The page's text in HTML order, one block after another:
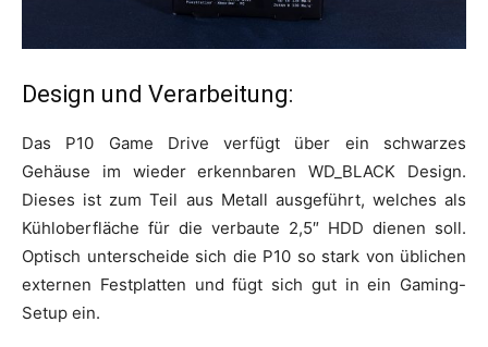
Design und Verarbeitung:
Das P10 Game Drive verfügt über ein schwarzes
Gehäuse im wieder erkennbaren WD_BLACK Design.
Dieses ist zum Teil aus Metall ausgeführt, welches als
Kühloberfläche für die verbaute 2,5″ HDD dienen soll.
Optisch unterscheide sich die P10 so stark von üblichen
externen Festplatten und fügt sich gut in ein Gaming-
Setup ein.